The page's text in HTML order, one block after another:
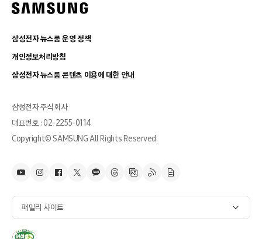
삼성전자 뉴스룸 운영 정책
개인정보처리방침
삼성전자 뉴스룸 콘텐츠 이용에 대한 안내
삼성전자 주식회사
대표번호 : 02-2255-0114
Copyright© SAMSUNG All Rights Reserved.
패밀리 사이트